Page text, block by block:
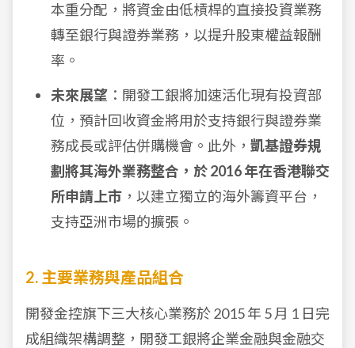
本重分配，將資金由低槓桿的直接投資業務
轉至銀行與證券業務，以提升股東權益報酬
率。
未來展望 ：開發工銀將加速活化現有投資部
位，預計回收資金將用於支持銀行與證券業
務成長或評估併購機會。此外， 凱基證券規
劃將其海外業務整合，於 2016 年在香港聯交
所申請上市 ，以建立獨立的海外籌資平台，
支持亞洲市場的擴張。
2. 主要業務與產品組合
開發金控旗下三大核心業務於 2015 年 5 月 1 日完
成組織架構調整，開發工銀將企業金融與金融交